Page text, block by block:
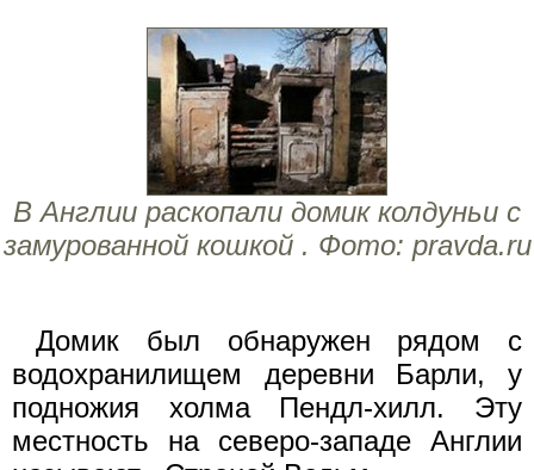
В Англии раскопали домик колдуньи с
замурованной кошкой . Фото: pravda.ru
Домик был обнаружен рядом с
водохранилищем деревни Барли, у
подножия холма Пендл-хилл. Эту
местность на северо-западе Англии